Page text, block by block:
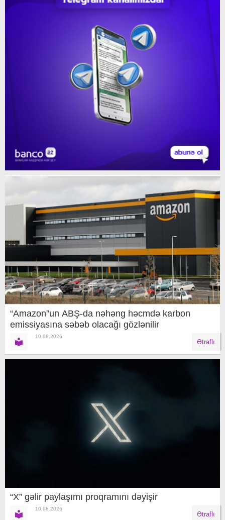
“Amazon”un ABŞ-da nəhəng həcmdə karbon
emissiyasına səbəb olacağı gözlənilir
10.08.2026
Ətraflı
“X” gəlir paylaşımı proqramını dəyişir
10.08.2026
Ətraflı